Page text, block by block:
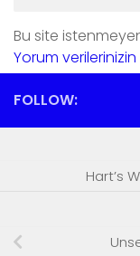
Bu site
Yorum
FOLLOW:
Hart’s